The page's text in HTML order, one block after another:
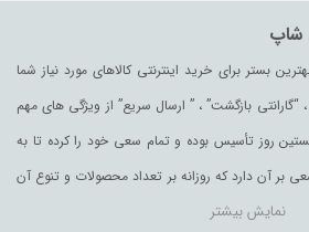
شاپ
بستر برای خرید اینترنتی کالاهای مورد نیاز شما
بازگشت” ، ” ارسال سریع” از ویژگی های مهم
روز تأسیس بوده و تمام سعی خود را کرده تا به
بر آن دارد که روزانه بر تعداد محصولات و تنوع آن
با هر نوع سلیقه را در خرید محصولات اینترنتی مرتفع
نمایش بیشتر